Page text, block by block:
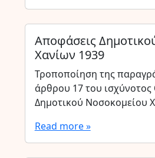
Αποφάσεις
Χανίων 1939
Τροποποίηση της
άρθρου 17 του
Δημοτικού Νοσοκομείου
Read more »